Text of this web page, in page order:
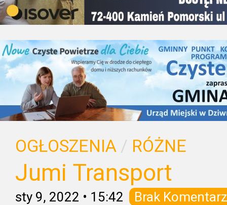
OGŁOSZENIA / RÓŻNE
Jumi Transport
sty 9, 2022 • 15:42 Brak